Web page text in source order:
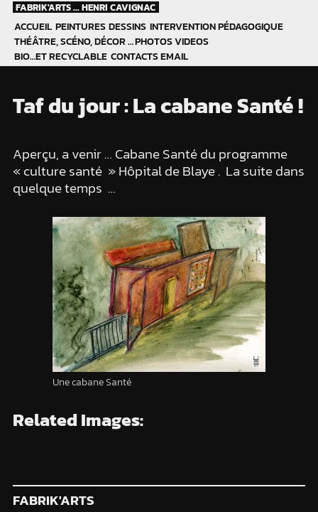
Skip
content
FABRIK'ARTS ... HENRI CAVIGNAC
ACCUEIL PEINTURES DESSINS INTERVENTION PÉDAGOGIQUE
THÉÂTRE, SCÉNO, DÉCOR …PHOTOSVIDEOS
BIO…ET RECYCLABLE CONTACTS EMAIL
Taf du jour : La cabane Santé !
Aperçu, a venir … Cabane Santé du programme
« culture santé » Hôpital de Blaye . La suite dans
quelque temps …
Une cabane Santé
Related Images:
FABRIK'ARTS